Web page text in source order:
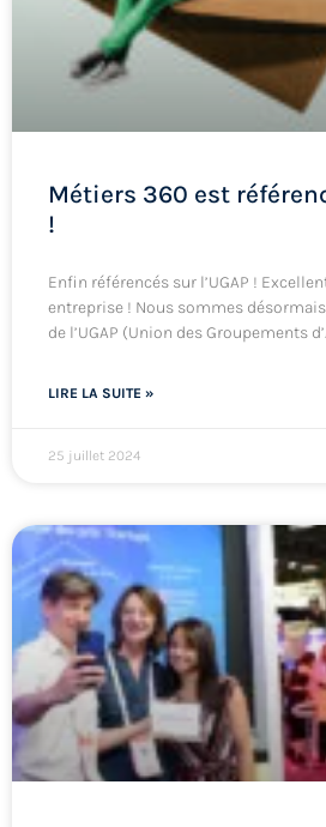
Métiers 360 est
!
Enfin référencés sur l’UGAP !
entreprise ! Nous sommes
de l’UGAP (Union des Groupements
LIRE LA SUITE »
25 juillet 2024